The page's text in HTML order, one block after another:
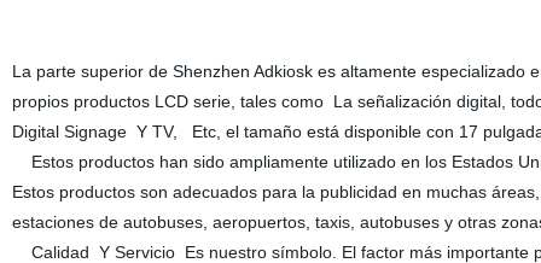
La parte superior de Shenzhen Adkiosk es altamente
propios productos LCD serie, tales como La señalización digital,
Digital Signage Y TV, Etc, el tamaño está disponible con 17
Estos productos han sido ampliamente utilizado en los Estados
Estos productos son adecuados para la publicidad en muchas
estaciones de autobuses, aeropuertos, taxis, autobuses y otras
Calidad Y Servicio Es nuestro símbolo. El factor más importante